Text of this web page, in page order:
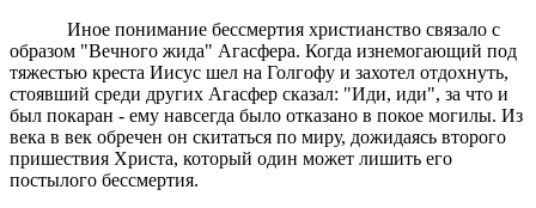
Иное понимание бессмертия христианство связало с
образом "Вечного жида" Агасфера. Когда изнемогающий под
тяжестью креста Иисус шел на Голгофу и захотел отдохнуть,
стоявший среди других Агасфер сказал: "Иди, иди", за что и
был покаран - ему навсегда было отказано в покое могилы. Из
века в век обречен он скитаться по миру, дожидаясь второго
пришествия Христа, который один может лишить его
постылого бессмертия.